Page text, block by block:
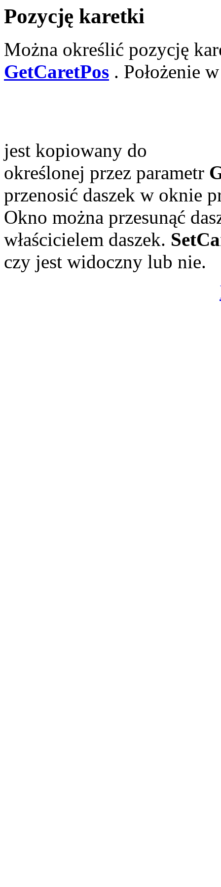
Pozycję karetki
Można określić pozycję
GetCaretPos . Położenie
jest kopiowany do
określonej przez parametr
przenosić daszek w oknie
Okno można przesunąć
właścicielem daszek.
czy jest widoczny lub nie.